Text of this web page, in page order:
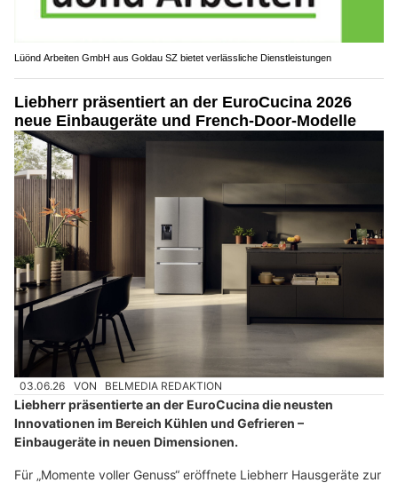
Lüönd Arbeiten GmbH aus Goldau SZ bietet verlässliche Dienstleistungen
Liebherr präsentiert an der EuroCucina 2026
neue Einbaugeräte und French-Door-Modelle
03.06.26 VON BELMEDIA REDAKTION
Liebherr präsentierte an der EuroCucina die neusten
Innovationen im Bereich Kühlen und Gefrieren –
Einbaugeräte in neuen Dimensionen.
Für „Momente voller Genuss“ eröffnete Liebherr Hausgeräte zur